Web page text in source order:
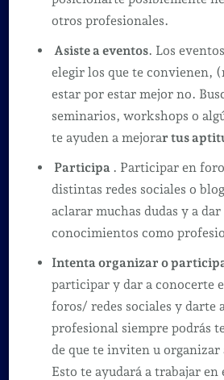
otros profesionales.
Asiste a eventos. Los
elegir los que te convienen,
estar por estar mejor no.
seminarios, workshops o
te ayuden a mejorar tus
Participa . Participar en
distintas redes sociales o
aclarar muchas dudas y a
conocimientos como
Intenta organizar o
participar y dar a conocerte
foros/ redes sociales y darte
profesional siempre podrás
de que te inviten u organizar
Esto te ayudará a trabajar en